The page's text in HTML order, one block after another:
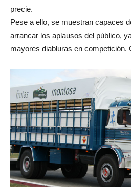
precie.
Pese a ello, se muestran capaces
arrancar los aplausos del público,
mayores diabluras en competición.